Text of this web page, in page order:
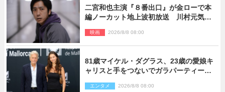
二宮和也主演『８番出口』が金ローで本
編ノーカット地上波初放送 川村元気監
映画 2026/8/8 08:00
81歳マイケル・ダグラス、23歳の愛娘キ
ャリスと手をつないでガラパーティーに
エンタメ 2026/8/8 08:00